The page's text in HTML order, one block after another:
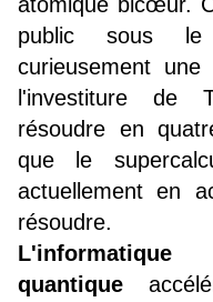
public sous le
curieusement
l'investiture de
résoudre en
que le
actuellement en
résoudre.
L'informatique
quantique